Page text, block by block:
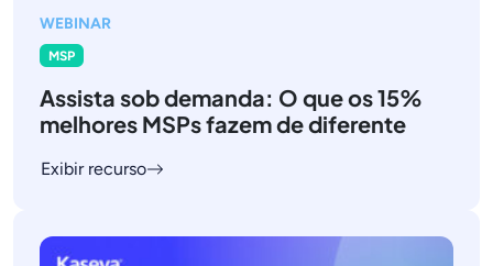
WEBINAR
MSP
Assista sob demanda: O que os 15%
melhores MSPs fazem de diferente
Exibir recurso